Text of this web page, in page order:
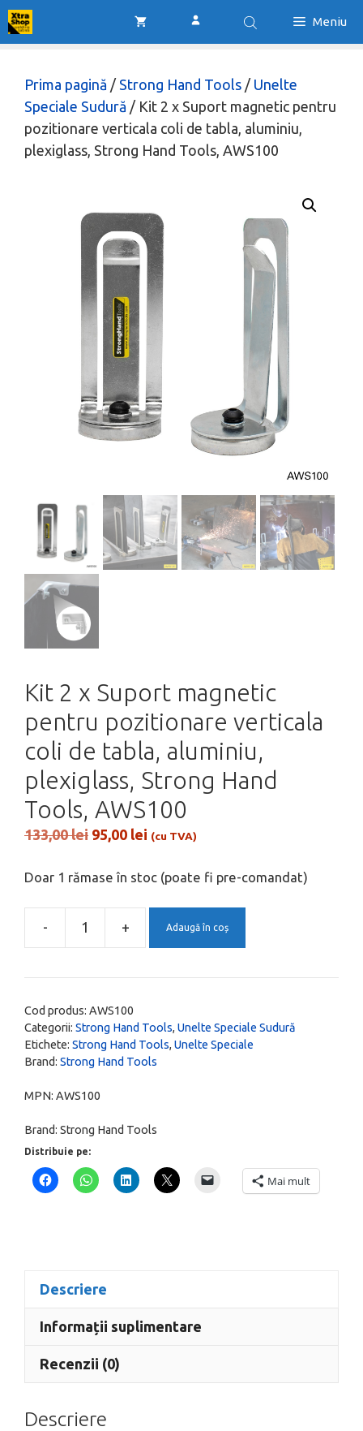
Sari
la
Meniu
Prima pagină / Strong Hand Tools / Unelte
Speciale Sudură / Kit 2 x Suport magnetic pentru
pozitionare verticala coli de tabla, aluminiu,
plexiglass, Strong Hand Tools, AWS100
Kit 2 x Suport magnetic
pentru pozitionare verticala
coli de tabla, aluminiu,
plexiglass, Strong Hand
Tools, AWS100
133,00lei Prețul
a
133,00 lei.
95,00 lei Prețul
este:
(cu TVA)
Doar 1 rămase în stoc (poate fi pre-comandat)
-
Cantitate
2
Suport
magnetic
pentru
coli
tabla,
AWS100
+ Adaugă în coș
Cod produs: AWS100
Categorii: Strong Hand Tools, Unelte Speciale Sudură
Etichete: Strong Hand Tools, Unelte Speciale
Brand: Strong Hand Tools
MPN: AWS100
Brand: Strong Hand Tools
Distribuie pe:
Mai mult
Descriere
Informații suplimentare
Recenzii (0)
Descriere